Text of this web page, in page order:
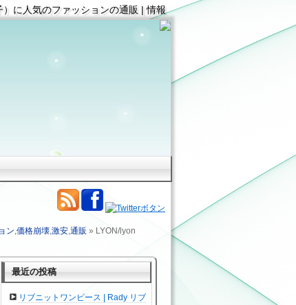
に人気のファッションの通販 | 情報
ン,価格崩壊,激安,通販 » LYON/lyon
最近の投稿
リブニットワンピース | Rady リブ